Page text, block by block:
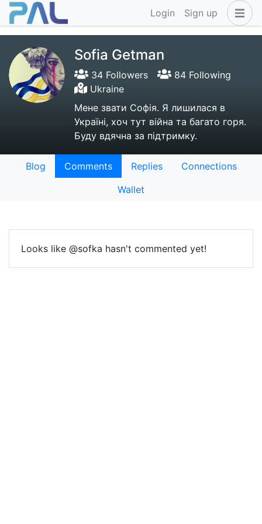
Login Sign up
Sofia Getman
34 Followers
84 Following
Ukraine
Мене звати Софія. Я лишилася в
Україні, хоч тут війна та багато горя.
Буду вдячна за підтримку.
Blog Comments Replies
Connections
Wallet
Looks like @sofka hasn't commented yet!